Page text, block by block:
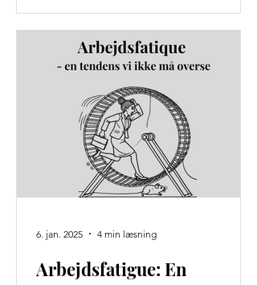
Arbejdsfatigue: En
6. jan. 2025 4 min læsning